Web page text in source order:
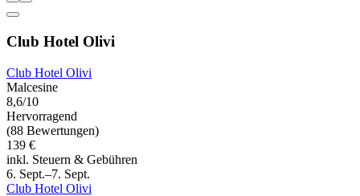
Club Hotel Olivi
Club Hotel Olivi
Malcesine
8,6/10
Hervorragend
(88 Bewertungen)
139 €
inkl. Steuern & Gebühren
6. Sept.–7. Sept.
Club Hotel Olivi